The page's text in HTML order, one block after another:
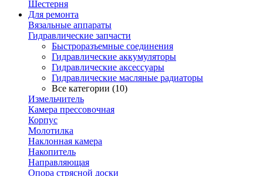
Шестерня
Для ремонта
Вязальные аппараты
Гидравлические запчасти
Быстроразъемные соединения
Гидравлические аккумуляторы
Гидравлические аксессуары
Гидравлические масляные радиаторы
Все категории (10)
Измельчитель
Камера прессовочная
Корпус
Молотилка
Наклонная камера
Накопитель
Направляющая
Опора стрясной доски